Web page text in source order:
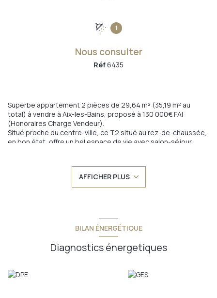
+1
1
Nous consulter
Réf6435
Superbe appartement 2 pièces de 29,64 m² (35,19 m² au
total) à vendre à Aix-les-Bains, proposé à 130 000€ FAI
(Honoraires Charge Vendeur).
Situé proche du centre-ville, ce T2 situé au rez-de-chaussée,
en bon état, offre un bel espace de vie avec salon-séjour
d'une salle d'eau et WC séparés.
Excellent investissement locatif avec rentabilité prouvée
(location AirBnB), idéal pour investisseurs ou résidence
Contactez-moi pour visiter ce T2 aux multiples atouts !
Les informations sur les risques auxquels ce bien est exposé
AFFICHER PLUS
BILAN ÉNERGÉTIQUE
Diagnostics énergetiques